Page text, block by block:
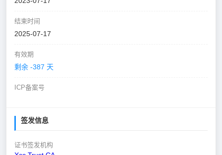
结束时间
2025-07-17
有效期
剩余 -387 天
ICP备案号
签发信息
证书签发机构